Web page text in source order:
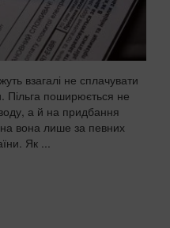
взагалі не сплачувати
Пільга поширюється не
а й на придбання
вона лише за певних
Як ...